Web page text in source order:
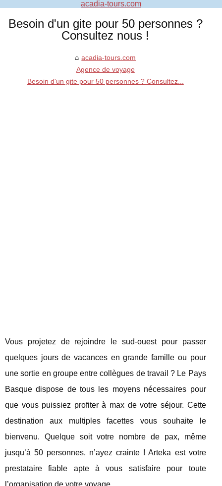
Besoin d'un gite pour 50 personnes ?
Consultez nous !
acadia-tours.com
Agence de voyage
Besoin d'un gite pour 50 personnes ? Consultez...
Vous projetez de rejoindre le sud-ouest pour passer
quelques jours de vacances en grande famille ou pour
une sortie en groupe entre collègues de travail ? Le Pays
Basque dispose de tous les moyens nécessaires pour
que vous puissiez profiter à max de votre séjour. Cette
destination aux multiples facettes vous souhaite le
bienvenu. Quelque soit votre nombre de pax, même
jusqu’à 50 personnes, n’ayez crainte ! Arteka est votre
prestataire fiable apte à vous satisfaire pour toute
l’organisation de votre voyage.
acadia-tours.com